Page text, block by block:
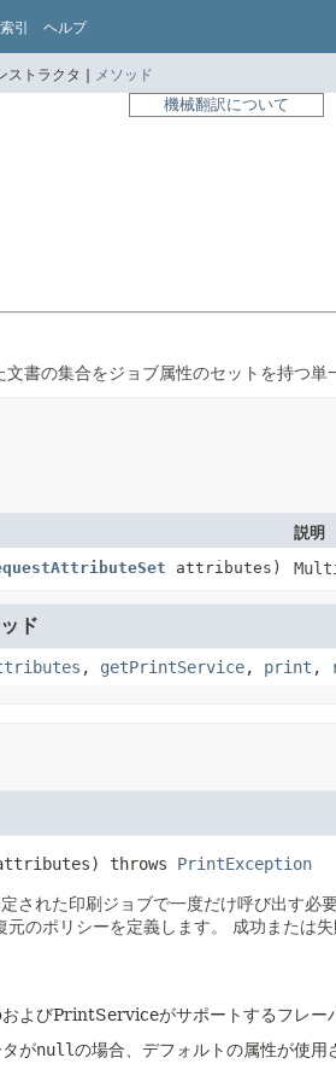
索引 ヘルプ
ストラクタ | メソッド
機械翻訳について
文書の集合をジョブ属性のセットを持つ単
説明
attributes)
ド
, getPrintService, print ,
throws PrintException
された印刷ジョブで一度だけ呼び出す必要
のポリシーを定義します。 成功または
よびPrintServiceがサポートするフレー
がnullの場合、デフォルトの属性が使用